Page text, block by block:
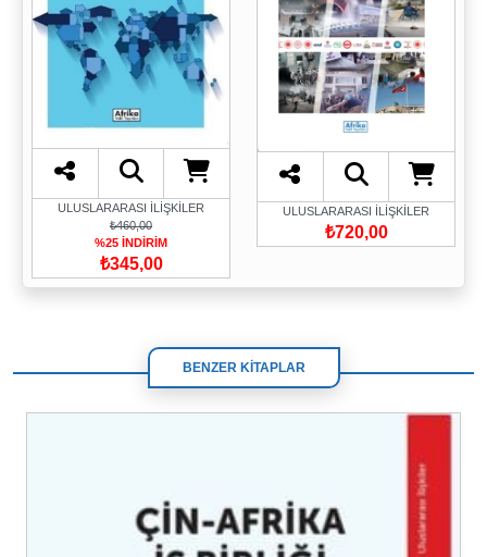
ULUSLARARASI İLİŞKİLER
₺460,00
%25 İNDİRİM
₺345,00
ULUSLARARASI İLİŞKİLER
₺720,00
BENZER KİTAPLAR